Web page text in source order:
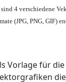
4 verschiedene
(JPG, PNG, GIF)
Vorlage für